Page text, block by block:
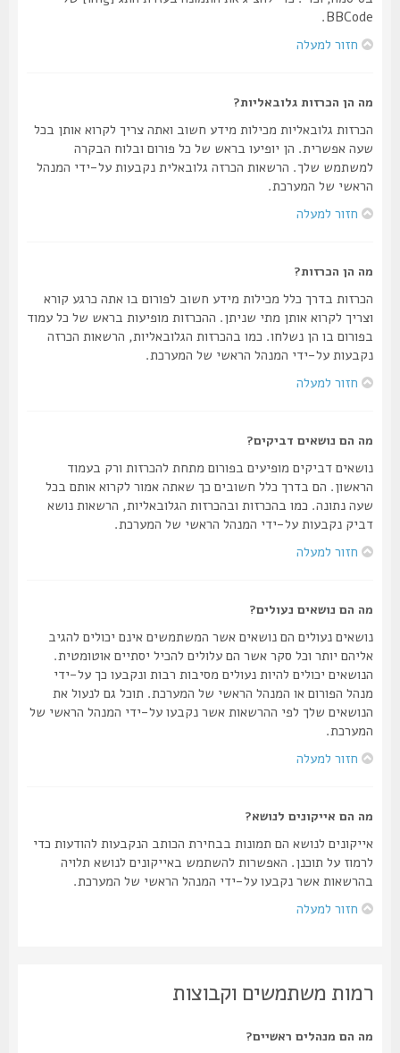
BBCode.
חזור למעלה
מה הן הכרזות גלובאליות?
הכרזות גלובאליות מכילות מידע חשוב ואתה צריך לקרוא אותן בכל
שעה אפשרית. הן יופיעו בראש של כל פורום ובלוח הבקרה
למשתמש שלך. הרשאות הכרזה גלובאלית נקבעות על-ידי המנהל
הראשי של המערכת.
חזור למעלה
מה הן הכרזות?
הכרזות בדרך כלל מכילות מידע חשוב לפורום בו אתה כרגע קורא
וצריך לקרוא אותן מתי שניתן. ההכרזות מופיעות בראש של כל עמוד
בפורום בו הן נשלחו. כמו בהכרזות הגלובאליות, הרשאות הכרזה
נקבעות על-ידי המנהל הראשי של המערכת.
חזור למעלה
מה הם נושאים דביקים?
נושאים דביקים מופיעים בפורום מתחת להכרזות ורק בעמוד
הראשון. הם בדרך כלל חשובים כך שאתה אמור לקרוא אותם בכל
שעה נתונה. כמו בהכרזות ובהכרזות הגלובאליות, הרשאות נושא
דביק נקבעות על-ידי המנהל הראשי של המערכת.
חזור למעלה
מה הם נושאים נעולים?
נושאים נעולים הם נושאים אשר המשתמשים אינם יכולים להגיב
אליהם יותר וכל סקר אשר הם עלולים להכיל יסתיים אוטומטית.
הנושאים יכולים להיות נעולים מסיבות רבות ונקבעו כך על-ידי
מנהל הפורום או המנהל הראשי של המערכת. תוכל גם לנעול את
הנושאים שלך לפי ההרשאות אשר נקבעו על-ידי המנהל הראשי של
המערכת.
חזור למעלה
מה הם אייקונים לנושא?
אייקונים לנושא הם תמונות בבחירת הכותב הנקבעות להודעות כדי
לרמוז על תוכנן. האפשרות להשתמש באייקונים לנושא תלויה
בהרשאות אשר נקבעו על-ידי המנהל הראשי של המערכת.
חזור למעלה
רמות משתמשים וקבוצות
מה הם מנהלים ראשיים?